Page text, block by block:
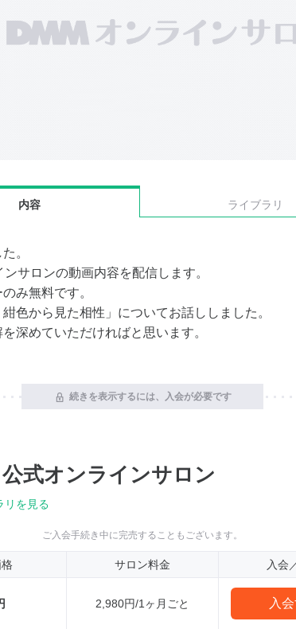
内容 ライブラリ
。
サロンの動画内容を配信します。
み無料です。
色から見た相性」についてお話ししました。
深めていただければと思います。
続きを表示するには、入会が必要です
式オンラインサロン
リを見る
ご入会手続き中に完売することもございます。
サロン料金 入会
2,980円/1ヶ月ごと 入